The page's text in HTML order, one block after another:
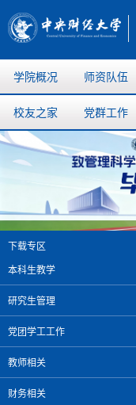
学院概况 师资队伍
校友之家 党群工作
下载专区
本科生教学
研究生管理
党团学工工作
教师相关
财务相关